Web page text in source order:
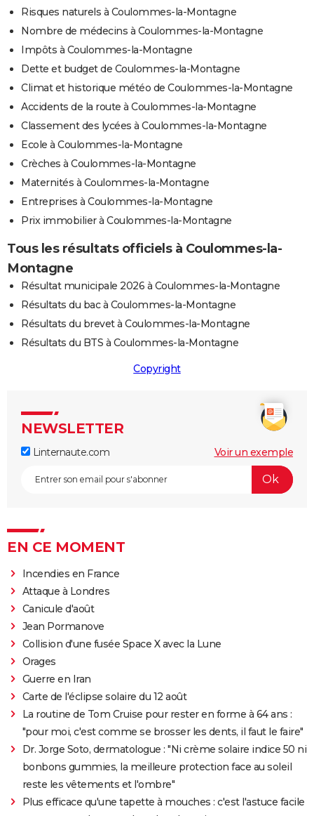
Risques naturels à Coulommes-la-Montagne
Nombre de médecins à Coulommes-la-Montagne
Impôts à Coulommes-la-Montagne
Dette et budget de Coulommes-la-Montagne
Climat et historique météo de Coulommes-la-Montagne
Accidents de la route à Coulommes-la-Montagne
Classement des lycées à Coulommes-la-Montagne
Ecole à Coulommes-la-Montagne
Crèches à Coulommes-la-Montagne
Maternités à Coulommes-la-Montagne
Entreprises à Coulommes-la-Montagne
Prix immobilier à Coulommes-la-Montagne
Tous les résultats officiels à Coulommes-la-
Montagne
Résultat municipale 2026 à Coulommes-la-Montagne
Résultats du bac à Coulommes-la-Montagne
Résultats du brevet à Coulommes-la-Montagne
Résultats du BTS à Coulommes-la-Montagne
Copyright
NEWSLETTER
Linternaute.com Voir un exemple
EN CE MOMENT
Incendies en France
Attaque à Londres
Canicule d'août
Jean Pormanove
Collision d'une fusée Space X avec la Lune
Orages
Guerre en Iran
Carte de l'éclipse solaire du 12 août
La routine de Tom Cruise pour rester en forme à 64 ans :
"pour moi, c'est comme se brosser les dents, il faut le faire"
Dr. Jorge Soto, dermatologue : "Ni crème solaire indice 50 ni
bonbons gummies, la meilleure protection face au soleil
reste les vêtements et l'ombre"
Plus efficace qu'une tapette à mouches : c'est l'astuce facile